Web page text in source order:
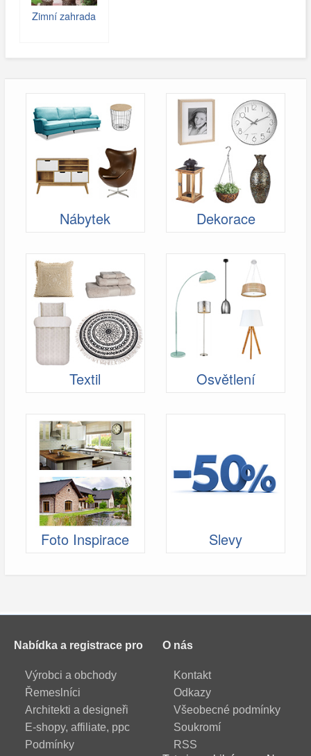
Zimní zahrada
Nábytek Dekorace
Textil Osvětlení
Foto Inspirace Slevy
Nabídka a registrace pro
Výrobci a obchody
Řemeslníci
Architekti a designeři
E-shopy, affiliate, ppc
Podmínky
O nás
Kontakt
Odkazy
Všeobecné podmínky
Soukromí
RSS